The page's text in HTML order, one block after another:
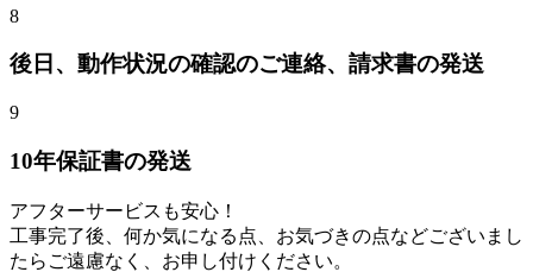
8
後日、動作状況の確認のご連絡、請求書の発送
9
10年保証書の発送
アフターサービスも安心！
工事完了後、何か気になる点、お気づきの点などございまし
たらご遠慮なく、お申し付けください。